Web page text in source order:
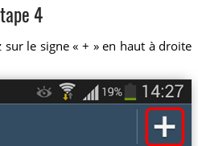
4
sur le signe « + » en haut à droite